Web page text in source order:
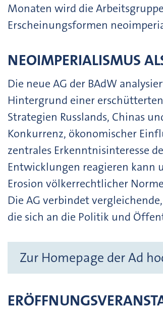
Monaten wird die
Erscheinungsformen
NEOIMPERIALISMUS
Die neue AG der BAdW
Hintergrund einer
Strategien Russlands, Chinas
Konkurrenz, ökonomischer
zentrales Erkenntnisinteresse
Entwicklungen reagieren kann
Erosion völkerrechtlicher
Die AG verbindet
die sich an die Politik und
Zur Homepage der Ad